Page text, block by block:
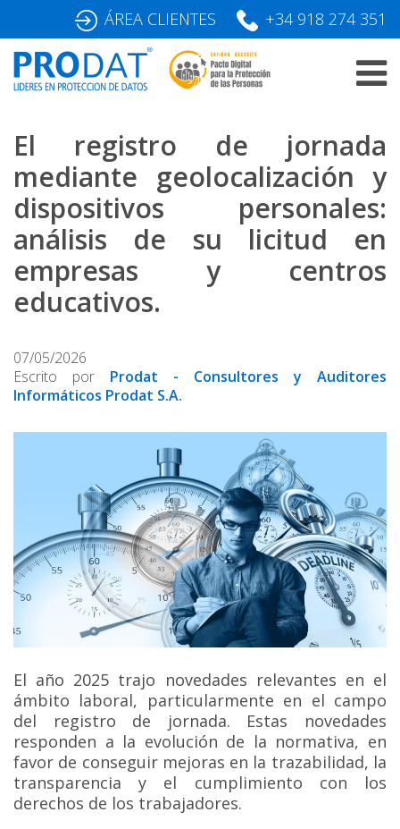
content
ÁREA CLIENTES +34 918 274 351
El registro de jornada
mediante geolocalización y
dispositivos personales:
análisis de su licitud en
empresas y centros
educativos.
07/05/2026
Escrito por Prodat - Consultores y Auditores
Informáticos Prodat S.A.
El año 2025 trajo novedades relevantes en el
ámbito laboral, particularmente en el campo
del registro de jornada. Estas novedades
responden a la evolución de la normativa, en
favor de conseguir mejoras en la trazabilidad, la
transparencia y el cumplimiento con los
derechos de los trabajadores.